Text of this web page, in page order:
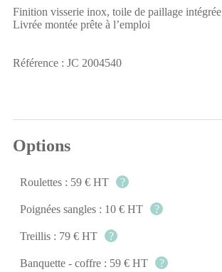
Finition visserie inox, toile de paillage intégrée
Livrée montée prête à l’emploi
Référence : JC 2004540
Options
Roulettes : 59 € HT ?
Poignées sangles : 10 € HT ?
Treillis : 79 € HT ?
Banquette - coffre : 59 € HT ?